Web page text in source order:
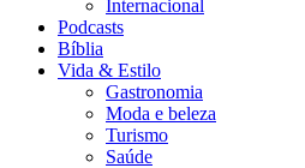
Internacional
Podcasts
Bíblia
Vida & Estilo
Gastronomia
Moda e beleza
Turismo
Saúde